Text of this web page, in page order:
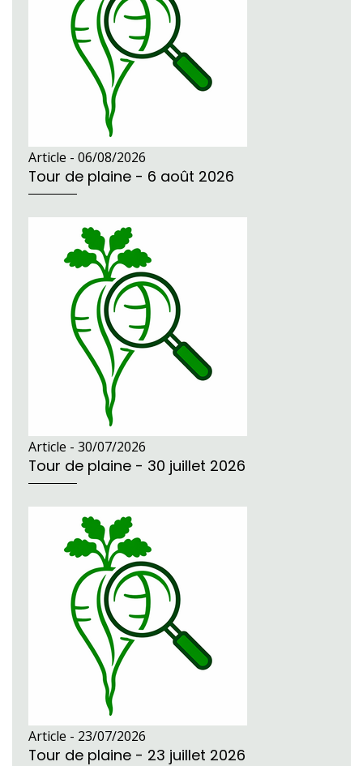
Article - 06/08/2026
Tour de plaine - 6 août 2026
Article - 30/07/2026
Tour de plaine - 30 juillet 2026
Article - 23/07/2026
Tour de plaine - 23 juillet 2026